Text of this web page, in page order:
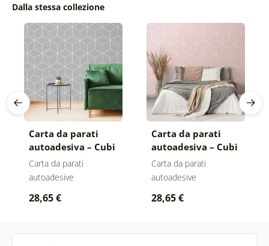
Dalla stessa collezione
Carta da parati
autoadesiva – Cubi
grigi
Carta da parati
autoadesive
28,65 €
Carta da parati
autoadesiva – Cubi
rosa
Carta da parati
autoadesive
28,65 €